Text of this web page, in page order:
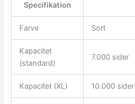
Specifikation
Farve Sort
Kapacitet
(standard)
7.000 sider
Kapacitet (XL) 10.000 sider